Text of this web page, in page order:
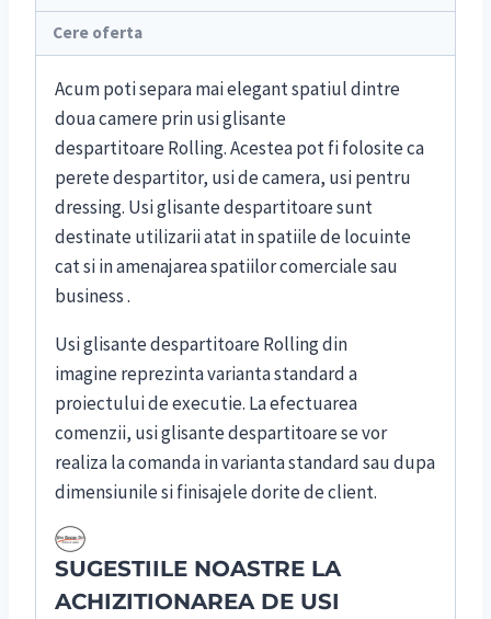
Cere oferta
Acum poti separa mai elegant spatiul dintre
doua camere prin usi glisante
despartitoare Rolling. Acestea pot fi folosite ca
perete despartitor, usi de camera, usi pentru
dressing. Usi glisante despartitoare sunt
destinate utilizarii atat in spatiile de locuinte
cat si in amenajarea spatiilor comerciale sau
business .
Usi glisante despartitoare Rolling din
imagine reprezinta varianta standard a
proiectului de executie. La efectuarea
comenzii, usi glisante despartitoare se vor
realiza la comanda in varianta standard sau dupa
dimensiunile si finisajele dorite de client.
SUGESTIILE NOASTRE LA
ACHIZITIONAREA DE USI